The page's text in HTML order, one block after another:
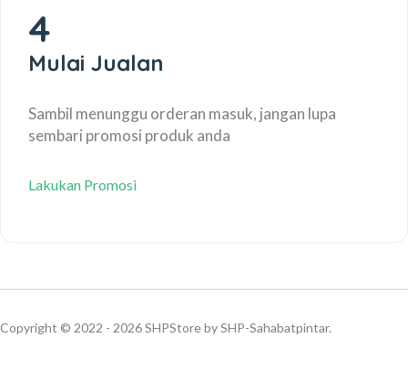
4
Mulai Jualan
Sambil menunggu orderan masuk, jangan lupa
sembari promosi produk anda
Lakukan Promosi
Copyright © 2022 - 2026SHPStoreby SHP-Sahabatpintar.